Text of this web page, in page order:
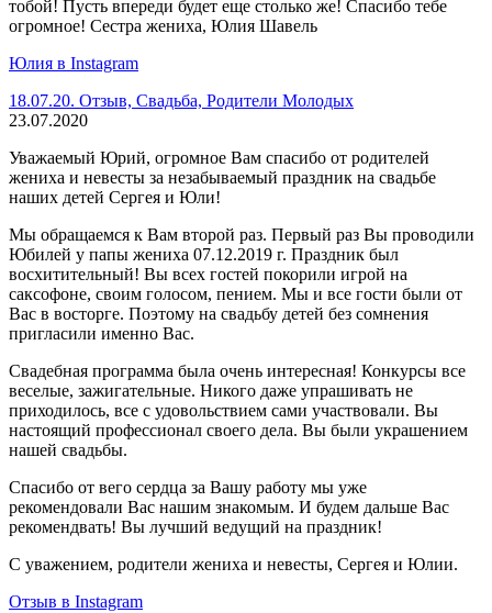
тобой! Пусть впереди будет еще столько же! Спасибо тебе
огромное! Сестра жениха, Юлия Шавель
Юлия в Instagram
18.07.20. Отзыв, Свадьба, Родители Молодых
23.07.2020
Уважаемый Юрий, огромное Вам спасибо от родителей
жениха и невесты за незабываемый праздник на свадьбе
наших детей Сергея и Юли!
Мы обращаемся к Вам второй раз. Первый раз Вы проводили
Юбилей у папы жениха 07.12.2019 г. Праздник был
восхитительный! Вы всех гостей покорили игрой на
саксофоне, своим голосом, пением. Мы и все гости были от
Вас в восторге. Поэтому на свадьбу детей без сомнения
пригласили именно Вас.
Свадебная программа была очень интересная! Конкурсы все
веселые, зажигательные. Никого даже упрашивать не
приходилось, все с удовольствием сами участвовали. Вы
настоящий профессионал своего дела. Вы были украшением
нашей свадьбы.
Спасибо от вего сердца за Вашу работу мы уже
рекомендовали Вас нашим знакомым. И будем дальше Вас
рекомендвать! Вы лучший ведущий на праздник!
С уважением, родители жениха и невесты, Сергея и Юлии.
Отзыв в Instagram